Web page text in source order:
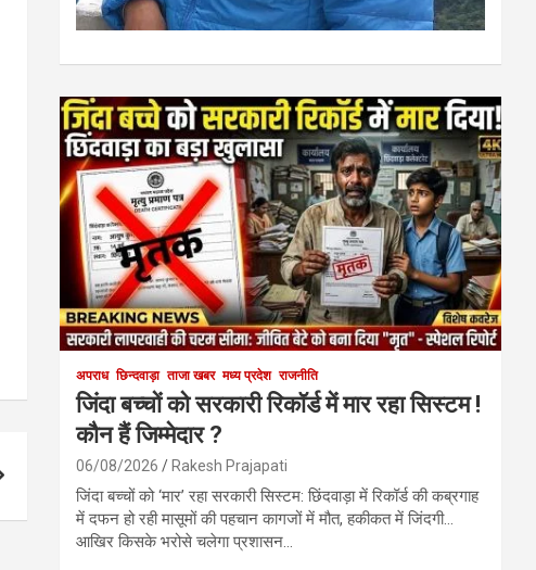
अपराध छिन्दवाड़ा ताजा खबर मध्य प्रदेश राजनीति
जिंदा बच्चों को सरकारी रिकॉर्ड में मार रहा सिस्टम !
कौन हैं जिम्मेदार ?
06/08/2026 Rakesh Prajapati
जिंदा बच्चों को ‘मार’ रहा सरकारी सिस्टम: छिंदवाड़ा में रिकॉर्ड की कब्रगाह
में दफन हो रही मासूमों की पहचान कागजों में मौत, हकीकत में जिंदगी…
आखिर किसके भरोसे चलेगा प्रशासन…